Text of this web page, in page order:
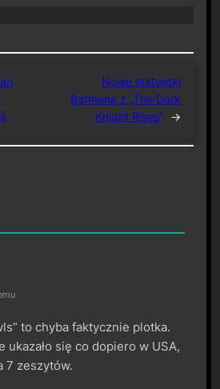
Nowe statuetki
Batmana z „The Dark
Knight Rises” →
to chyba faktycznie plotka.
ukazało się co dopiero w USA,
7 zeszytów.